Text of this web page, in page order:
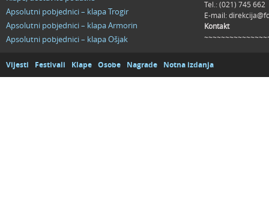
Apsolutni pobjednici – klapa Trogir
Apsolutni pobjednici – klapa Armorin
Apsolutni pobjednici – klapa Ošjak
Tel.: (021) 745 662
E-mail:
Kontakt
Vijesti Festivali Klape Osobe Nagrade Notna izdanja